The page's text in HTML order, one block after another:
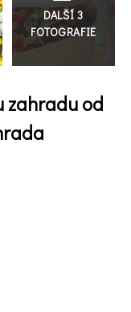
galerie
zahradu od